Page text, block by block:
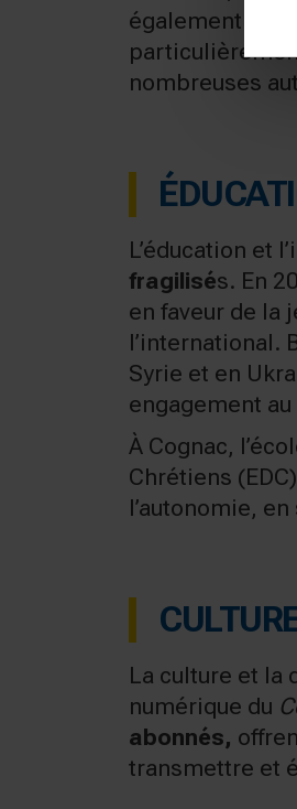
également aux
nombreuses
L’éducation et
fragilisés. En
en faveur de la
l’international.
Syrie et en
engagement
À Cognac,
Chrétiens
l’autonomie,
La culture et la
numérique du
abonnés,
transmettre et